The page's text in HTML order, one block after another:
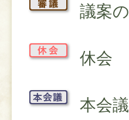
議案
休会
本会議